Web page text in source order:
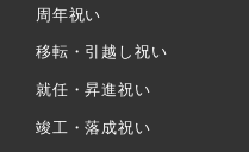
周年祝い
移転・引越し祝い
就任・昇進祝い
竣工・落成祝い